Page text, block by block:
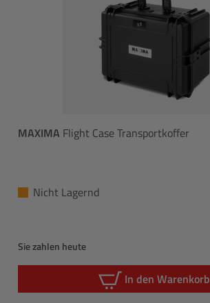
MAXIMA Flight Case Transportkoffer
Nicht Lagernd
Sie zahlen heute
In den Warenkorb